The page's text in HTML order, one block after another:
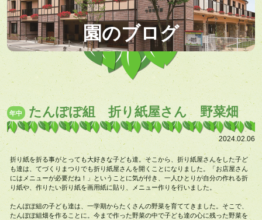
園のブログ
年中 たんぽぽ組 折り紙屋さん 野菜畑
2024.02.06
折り紙を折る事がとっても大好きな子ども達。そこから、折り紙屋さんをした子ど
も達は、てづくりまつりでも折り紙屋さんを開くことになりました。「お店屋さん
にはメニューが必要だね！」ということに気が付き、一人ひとりが自分の作れる折
り紙や、作りたい折り紙を画用紙に貼り、メニュー作りを行いました。
たんぽぽ組の子ども達は、一学期からたくさんの野菜を育ててきました。そこで、
たんぽぽ組畑を作ることに。今まで作った野菜の中で子ども達の心に残った野菜を